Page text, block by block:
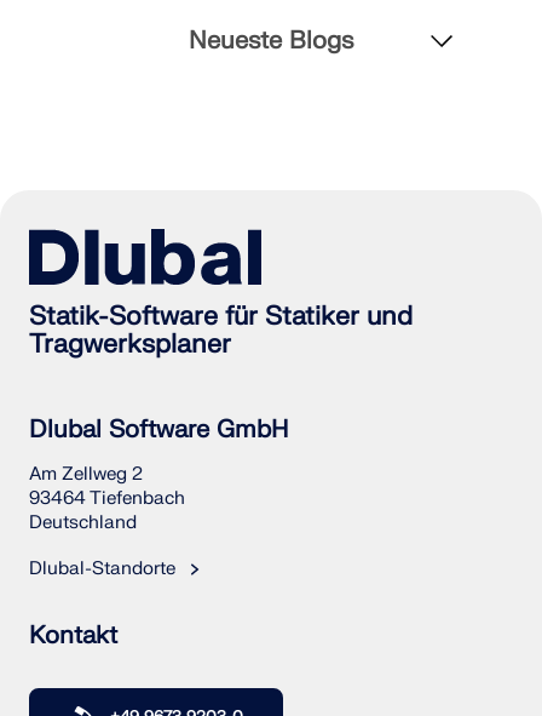
Neueste Blogs
Statik-Software für Statiker und
Tragwerksplaner
Dlubal Software GmbH
Am Zellweg 2
93464 Tiefenbach
Deutschland
Dlubal-Standorte
Kontakt